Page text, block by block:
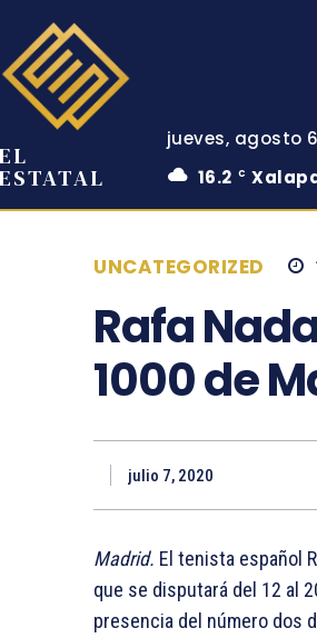
EL
ESTATAL
jueves, agosto
16.2 C
UNCATEGORIZED
Rafa
1000 de
julio 7, 2020
Madrid. El tenista español
que se disputará del 12 al
presencia del número dos